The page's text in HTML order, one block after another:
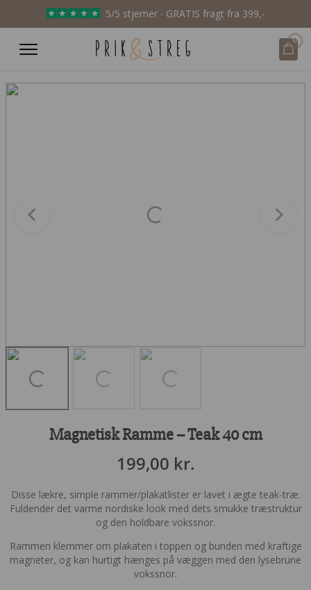
5/5 stjerner ∙ GRATIS fragt fra 399,-
0
Magnetisk Ramme – Teak 40 cm
199,00 kr.
Disse lækre, simple rammer/plakatlister er lavet i ægte teak-træ.
Fuldender det varme nordiske look med dets smukke træstruktur
og den holdbare vokssnor.
Rammen klemmer om plakaten i toppen og bunden med kraftige
magneter, og kan hurtigt hænges på væggen med den lysebrune
vokssnor.